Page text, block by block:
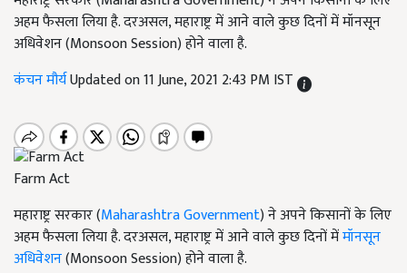
अहम फैसला लिया है. दरअसल, महाराष्ट्र में आने वाले कुछ दिनों में मॉनसून
अधिवेशन (Monsoon Session) होने वाला है.
कंचन मौर्यUpdated on 11 June, 2021 2:43 PM IST
Farm Act
महाराष्ट्र सरकार (Maharashtra Government) ने अपने किसानों के लिए
अहम फैसला लिया है. दरअसल, महाराष्ट्र में आने वाले कुछ दिनों मेंमॉनसून
अधिवेशन(Monsoon Session) होने वाला है.